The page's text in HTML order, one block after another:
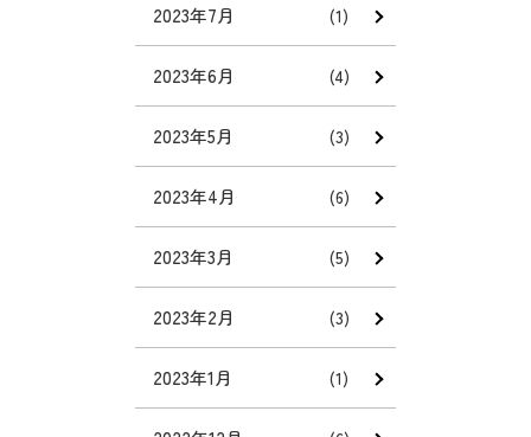
2023年7月 (1)
2023年6月 (4)
2023年5月 (3)
2023年4月 (6)
2023年3月 (5)
2023年2月 (3)
2023年1月 (1)